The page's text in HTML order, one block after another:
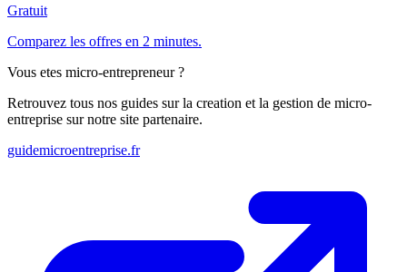
Gratuit
Comparez les offres en 2 minutes.
Vous etes micro-entrepreneur ?
Retrouvez tous nos guides sur la creation et la gestion de micro-
entreprise sur notre site partenaire.
guidemicroentreprise.fr